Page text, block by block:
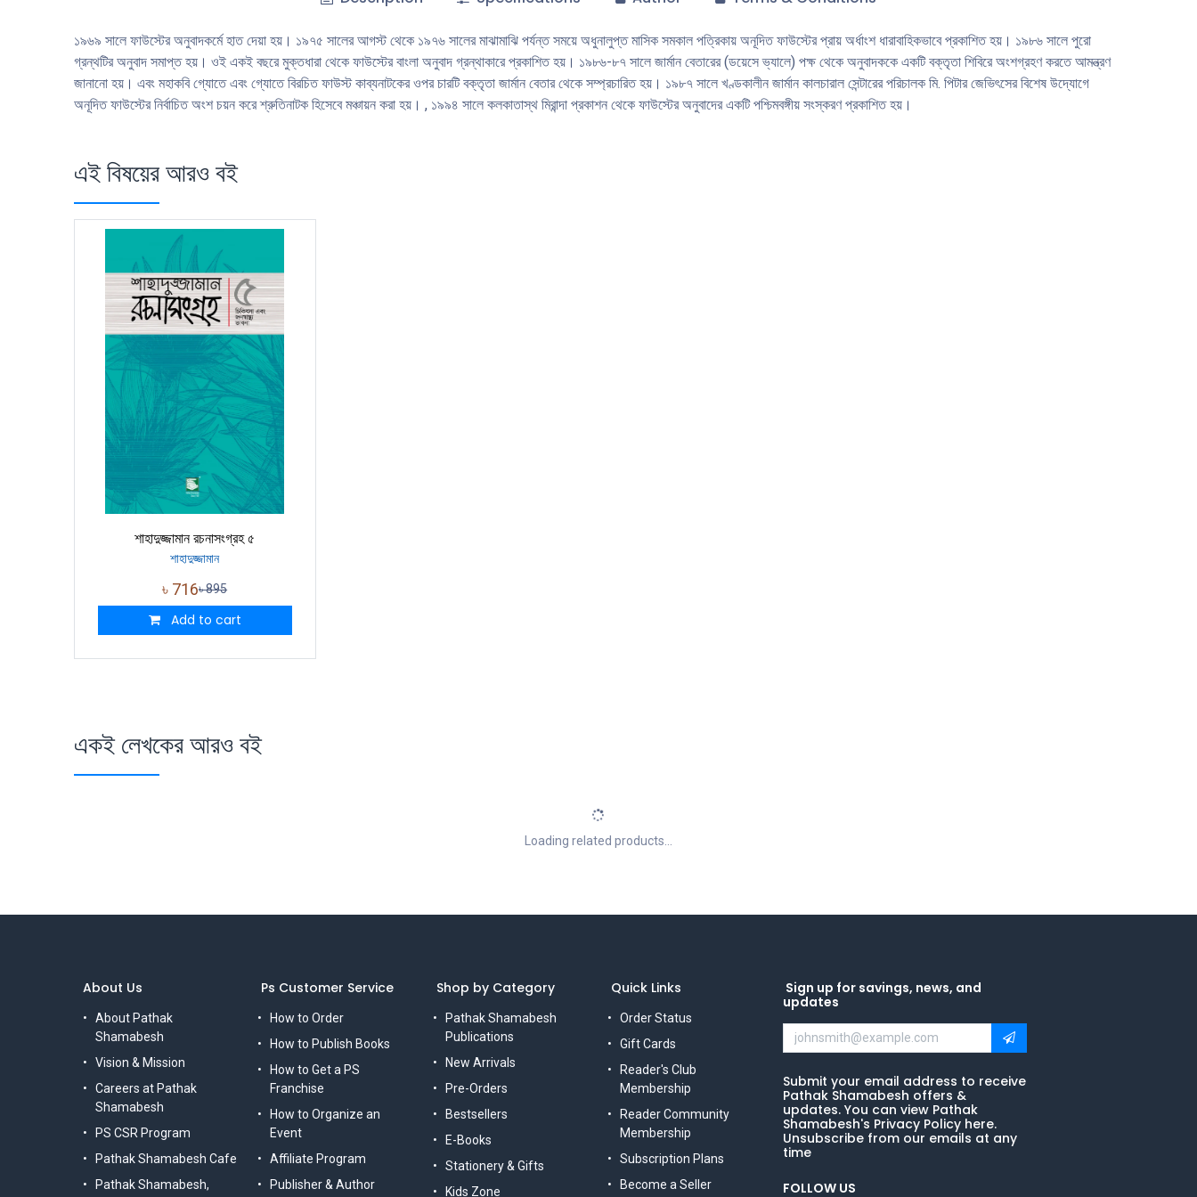
১৯৬৯ সালে ফাউস্টের অনুবাদকর্মে হাত দেয়া হয়। ১৯৭৫ সালের আগস্ট থেকে ১৯৭৬ সালের মাঝামাঝি পর্যন্ত সময়ে অধুনালুপ্ত মাসিক সমকাল পত্রিকায় অনূদিত ফাউস্টের প্রায় অর্ধাংশ ধারাবাহিকভাবে প্রকাশিত হয়। ১৯৮৬ সালে পুরাে
গ্রন্থটির অনুবাদ সমাপ্ত হয়। ওই একই বছরে মুক্তধারা থেকে ফাউস্টের বাংলা অনুবাদ গ্রন্থাকারে প্রকাশিত হয়। ১৯৮৬-৮৭ সালে জার্মান বেতারের (ডয়েসে ভ্যালে) পক্ষ থেকে অনুবাদককে একটি বক্তৃতা শিবিরে অংশগ্রহণ করতে আমন্ত্রণ
জানানাে হয়। এবং মহাকবি গ্যোতে এবং গ্যোতে বিরচিত ফাউস্ট কাব্যনাটকের ওপর চারটি বক্তৃতা জার্মান বেতার থেকে সম্প্রচারিত হয়। ১৯৮৭ সালে খণ্ডকালীন জার্মান কালচারাল সেন্টারের পরিচালক মি. পিটার জেভিৎসের বিশেষ উদ্যোগে
অনূদিত ফাউস্টের নির্বাচিত অংশ চয়ন করে শ্রুতিনাটক হিসেবে মঞ্চায়ন করা হয়। , ১৯৯৪ সালে কলকাতাস্থ মিরান্দা প্রকাশন থেকে ফাউস্টের অনুবাদের একটি পশ্চিমবঙ্গীয় সংস্করণ প্রকাশিত হয়।
এই বিষয়ের আরও বই
শাহাদুজ্জামান রচনাসংগ্রহ ৫
শাহাদুজ্জামান
৳ 716৳895
Add to cart
একই লেখকের আরও বই
Loading related products...
Ps Customer Service
How to Order
How to Publish Books
How to Get a PS
Franchise
How to Organize an
Event
Affiliate Program
Publisher & Author
Shop by Category
Pathak Shamabesh
Publications
New Arrivals
Pre-Orders
Bestsellers
E-Books
Stationery & Gifts
Kids Zone
Quick Links
Order Status
Gift Cards
Reader's Club
Membership
Reader Community
Membership
Subscription Plans
Become a Seller
Sign up for savings, news, and
updates
Submit your email address to receive
Pathak Shamabesh offers &
updates. You can view Pathak
Shamabesh's Privacy Policy here.
Unsubscribe from our emails at any
time
FOLLOW US
About Us
About Pathak
Shamabesh
Vision & Mission
Careers at Pathak
Shamabesh
PS CSR Program
Pathak Shamabesh Cafe
Pathak Shamabesh,